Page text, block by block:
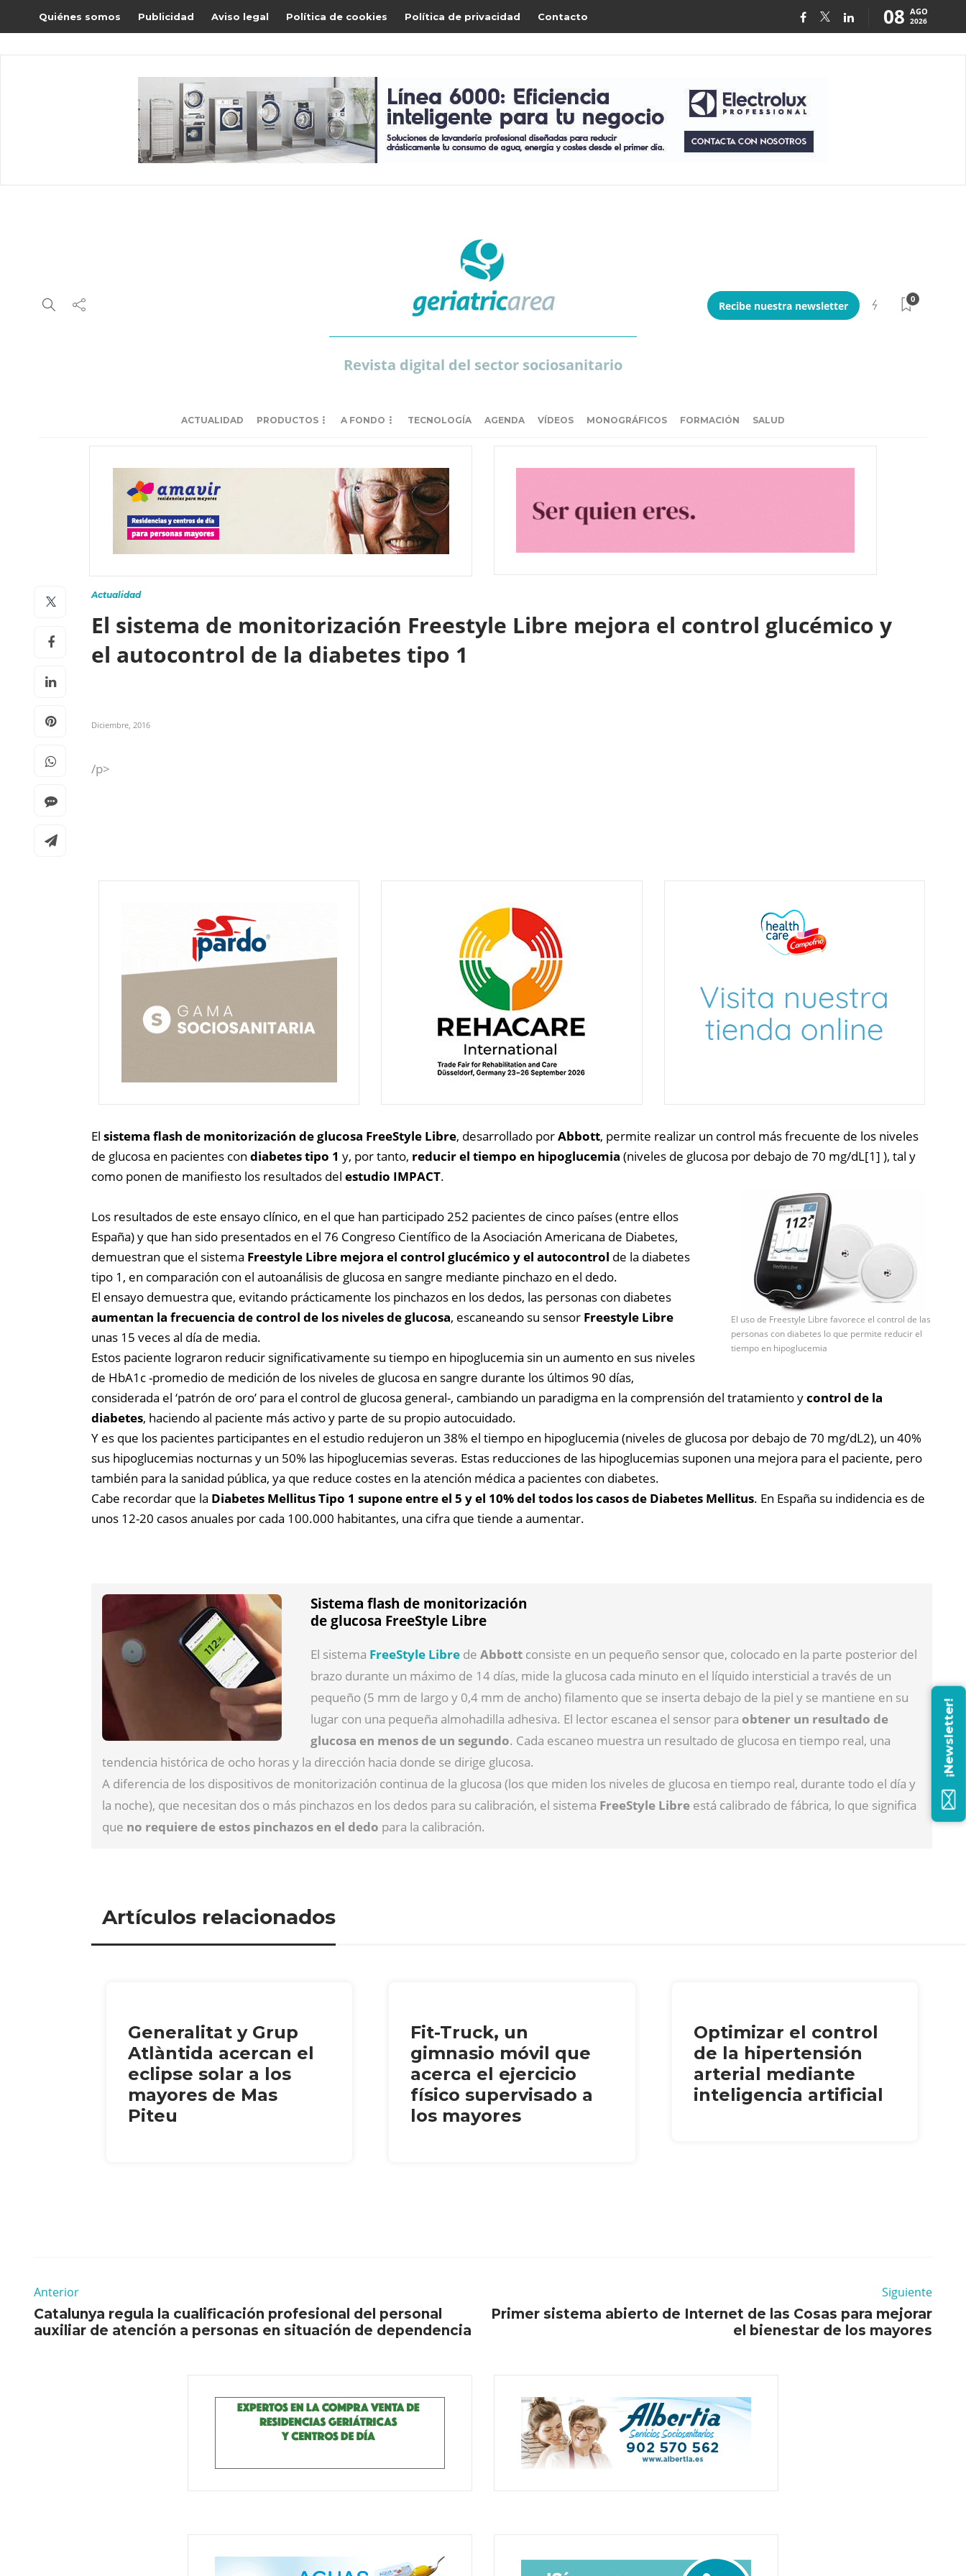
Quiénes somos Publicidad Aviso legal Política de cookies Política de privacidad Contacto 08 AGO
2026
Revista digital del sector sociosanitario
Recibe nuestra newsletter
0
ACTUALIDAD PRODUCTOS A FONDO TECNOLOGÍA AGENDA VÍDEOS MONOGRÁFICOS FORMACIÓN SALUD
Actualidad
El sistema de monitorización Freestyle Libre mejora el control glucémico y
el autocontrol de la diabetes tipo 1
Diciembre, 2016
/p>
El sistema flash de monitorización de glucosa FreeStyle Libre, desarrollado porAbbott, permite realizar un control más frecuente de los niveles
de glucosa en pacientes con diabetes tipo 1 y, por tanto, reducir el tiempo en hipoglucemia (niveles de glucosa por debajo de 70 mg/dL[1] ), tal y
como ponen de manifiesto los resultados del estudio IMPACT.
El uso de Freestyle Libre favorece el control de las
personas con diabetes lo que permite reducir el
tiempo en hipoglucemia
Los resultados de este ensayo clínico, en el que han participado 252 pacientes de cinco países (entre ellos
España) y que han sido presentados en el 76 Congreso Científico de la Asociación Americana de Diabetes,
demuestran que el sistema Freestyle Libre mejora el control glucémico y el autocontrol de la diabetes
tipo 1, en comparación con el autoanálisis de glucosa en sangre mediante pinchazo en el dedo.
El ensayo demuestra que, evitando prácticamente los pinchazos en los dedos, las personas con diabetes
aumentan la frecuencia de control de los niveles de glucosa, escaneando su sensor Freestyle Libre
unas 15 veces al día de media.
Estos paciente lograron reducir significativamente su tiempo en hipoglucemia sin un aumento en sus niveles
de HbA1c -promedio de medición de los niveles de glucosa en sangre durante los últimos 90 días,
considerada el ‘patrón de oro’ para el control de glucosa general-, cambiando un paradigma en la comprensión del tratamiento ycontrol de la
diabetes, haciendo al paciente más activo y parte de su propio autocuidado.
Y es que los pacientes participantes en el estudio redujeron un 38% el tiempo en hipoglucemia (niveles de glucosa por debajo de 70 mg/dL2), un 40%
sus hipoglucemias nocturnas y un 50% las hipoglucemias severas. Estas reducciones de las hipoglucemias suponen una mejora para el paciente, pero
también para la sanidad pública, ya que reduce costes en la atención médica a pacientes con diabetes.
Cabe recordar que la Diabetes Mellitus Tipo 1 supone entre el 5 y el 10% del todos los casos de Diabetes Mellitus. En España su indidencia es de
unos 12-20 casos anuales por cada 100.000 habitantes, una cifra que tiende a aumentar.
Sistema flash de monitorización
de glucosa FreeStyle Libre
El sistema FreeStyle Libre de Abbott consiste en un pequeño sensor que, colocado en la parte posterior del
brazo durante un máximo de 14 días, mide la glucosa cada minuto en el líquido intersticial a través de un
pequeño (5 mm de largo y 0,4 mm de ancho) filamento que se inserta debajo de la piel y se mantiene en su
lugar con una pequeña almohadilla adhesiva. El lector escanea el sensor para obtener un resultado de
glucosa en menos de un segundo. Cada escaneo muestra un resultado de glucosa en tiempo real, una
tendencia histórica de ocho horas y la dirección hacia donde se dirige glucosa.
A diferencia de los dispositivos de monitorización continua de la glucosa (los que miden los niveles de glucosa en tiempo real, durante todo el día y
la noche), que necesitan dos o más pinchazos en los dedos para su calibración, el sistema FreeStyle Libre está calibrado de fábrica, lo que significa
que no requiere de estos pinchazos en el dedo para la calibración.
Artículos relacionados
Generalitat y Grup
Atlàntida acercan el
eclipse solar a los
mayores de Mas
Piteu
Fit-Truck, un
gimnasio móvil que
acerca el ejercicio
físico supervisado a
los mayores
Optimizar el control
de la hipertensión
arterial mediante
inteligencia artificial
Anterior
Catalunya regula la cualificación profesional del personal
auxiliar de atención a personas en situación de dependencia
Siguiente
Primer sistema abierto de Internet de las Cosas para mejorar
el bienestar de los mayores
¡Newsletter!